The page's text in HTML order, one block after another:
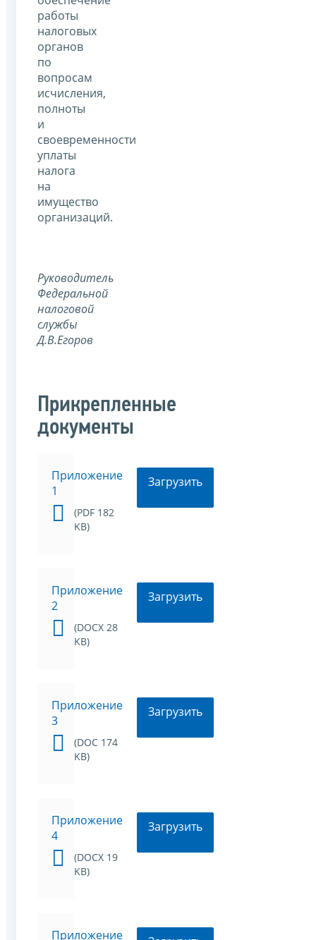
работы
налоговых
органов
по
вопросам
исчисления,
полноты
и
своевременности
уплаты
налога
на
имущество
организаций.
Руководитель
Федеральной
налоговой
службы
Д.В.Егоров
Прикрепленные
документы
Приложение
1
(PDF 182
KB)
Загрузить
Приложение
2
(DOCX 28
KB)
Загрузить
Приложение
3
(DOC 174
KB)
Загрузить
Приложение
4
(DOCX 19
KB)
Загрузить
Приложение